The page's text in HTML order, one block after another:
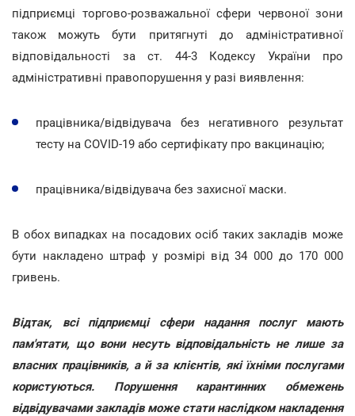
підприємці торгово-розважальної сфери червоної зони
також можуть бути притягнуті до адміністративної
відповідальності за ст. 44-3 Кодексу України про
адміністративні правопорушення у разі виявлення:
працівника/відвідувача без негативного результат
тесту на COVID-19 або сертифікату про вакцинацію;
працівника/відвідувача без захисної маски.
В обох випадках на посадових осіб таких закладів може
бути накладено штраф у розмірі від 34 000 до 170 000
гривень.
Відтак, всі підприємці сфери надання послуг мають
пам'ятати, що вони несуть відповідальність не лише за
власних працівників, а й за клієнтів, які їхніми послугами
користуються. Порушення карантинних обмежень
відвідувачами закладів може стати наслідком накладення